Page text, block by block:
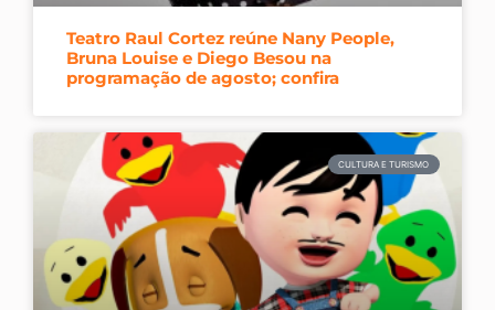
Teatro Raul Cortez reúne Nany People,
Bruna Louise e Diego Besou na
programação de agosto; confira
CULTURA E TURISMO